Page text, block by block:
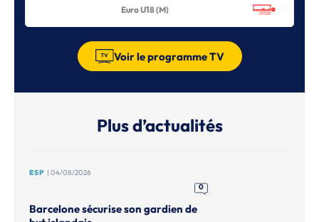
Euro U18 (M)
Voir le programme TV
Plus d’actualités
ESP | 04/08/2026
0
Barcelone sécurise son gardien de